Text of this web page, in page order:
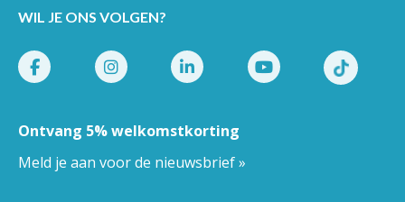
WIL JE ONS VOLGEN?
Ontvang 5% welkomstkorting
Meld je aan voor de nieuwsbrief »